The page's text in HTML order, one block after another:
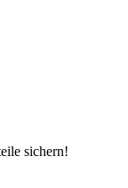
sichern!